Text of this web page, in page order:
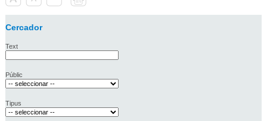
Cercador
Text
Públic
Tipus